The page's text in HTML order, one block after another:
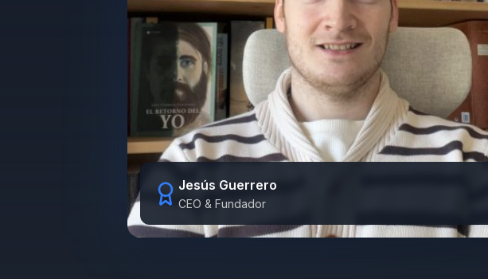
Jesús Guerrero
CEO & Fundador